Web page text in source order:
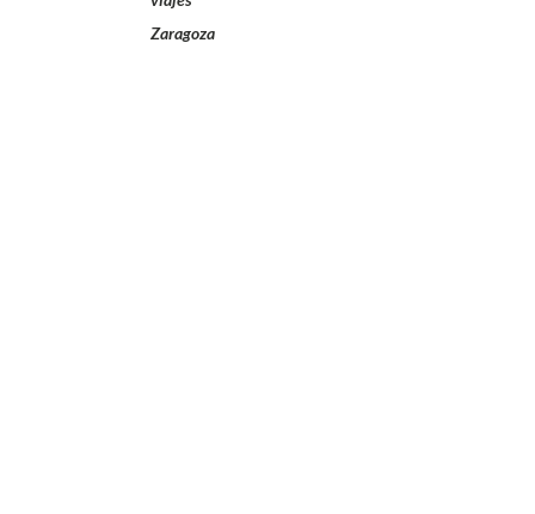
Zaragoza